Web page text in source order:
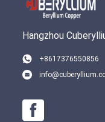
Hangzhou
+8617376550856